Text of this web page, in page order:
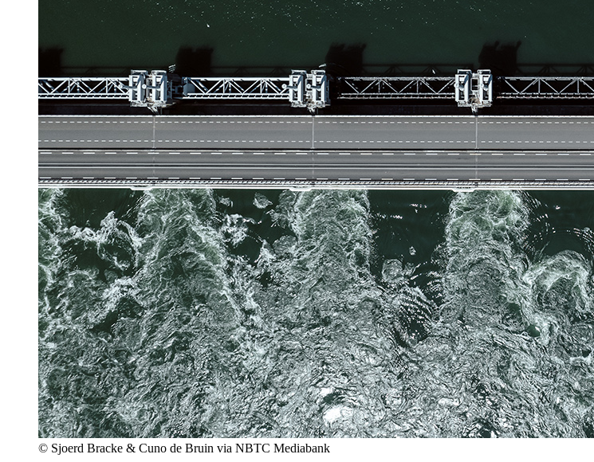
© Sjoerd Bracke & Cuno de Bruin via NBTC Mediabank